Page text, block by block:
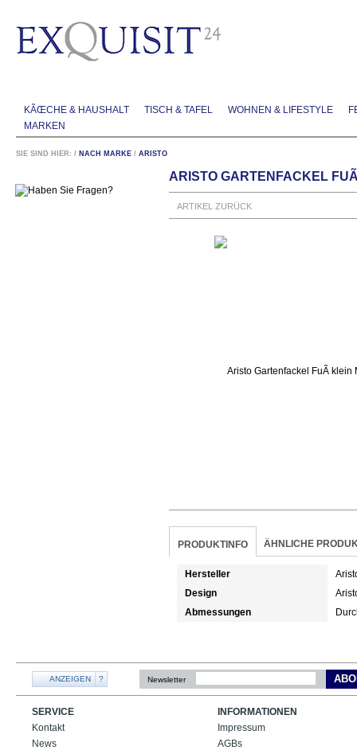
KÃŒCHE & HAUSHALT TISCH & TAFEL WOHNEN & LIFESTYLE
MARKEN
SIE SIND HIER: / NACH MARKE / ARISTO
ARISTO GARTENFACKEL
ARTIKEL ZURÜCK
PRODUKTINFO ÄHNLICHE
Hersteller
Design
Abmessungen
ANZEIGEN ? Newsletter
SERVICE
Kontakt
News
INFORMATIONEN
Impressum
AGBs